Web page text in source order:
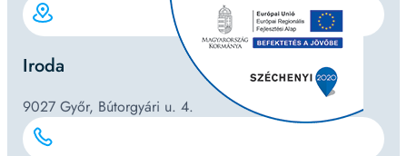
Iroda
9027 Győr, Bútorgyári u. 4.